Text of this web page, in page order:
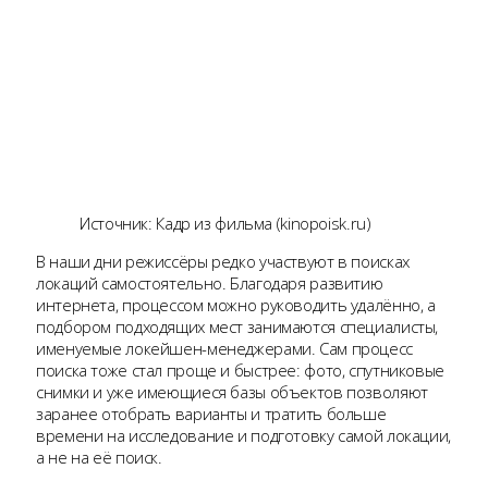
Источник: Кадр из фильма (kinopoisk.ru)
В наши дни режиссёры редко участвуют в поисках
локаций самостоятельно. Благодаря развитию
интернета, процессом можно руководить удалённо, а
подбором подходящих мест занимаются специалисты,
именуемые локейшен-менеджерами. Сам процесс
поиска тоже стал проще и быстрее: фото, спутниковые
снимки и уже имеющиеся базы объектов позволяют
заранее отобрать варианты и тратить больше
времени на исследование и подготовку самой локации,
а не на её поиск.